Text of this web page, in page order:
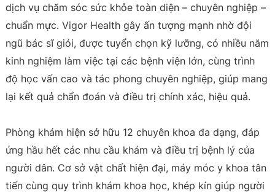
dịch vụ chăm sóc sức khỏe toàn diện – chuyên nghiệp –
chuẩn mực. Vigor Health gây ấn tượng mạnh nhờ đội
ngũ bác sĩ giỏi, được tuyển chọn kỹ lưỡng, có nhiều năm
kinh nghiệm làm việc tại các bệnh viện lớn, cùng trình
độ học vấn cao và tác phong chuyên nghiệp, giúp mang
lại kết quả chẩn đoán và điều trị chính xác, hiệu quả.
Phòng khám hiện sở hữu 12 chuyên khoa đa dạng, đáp
ứng hầu hết các nhu cầu khám và điều trị bệnh lý của
người dân. Cơ sở vật chất hiện đại, máy móc y khoa tân
tiến cùng quy trình khám khoa học, khép kín giúp người